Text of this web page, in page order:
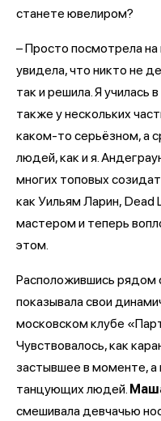
станете ювелиром?
– Просто посмотрела
увидела, что никто не
так и решила. Я
также у нескольких
каком-то серьёзном, а
людей, как и я.
многих топовых
как Уильям Ларин, Dead
мастером и теперь
этом.
Расположившись рядом
показывала свои
московском клубе
Чувствовалось, как
застывшее в моменте,
танцующих людей.
смешивала девчачью